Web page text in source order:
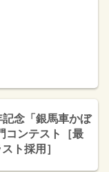
念「銀馬車かぼ
コンテスト［最
ト採用］